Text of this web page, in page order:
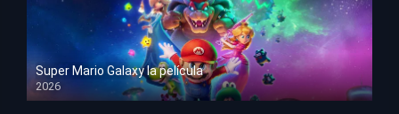
Super Mario Galaxy la película
2026
HD 1080p